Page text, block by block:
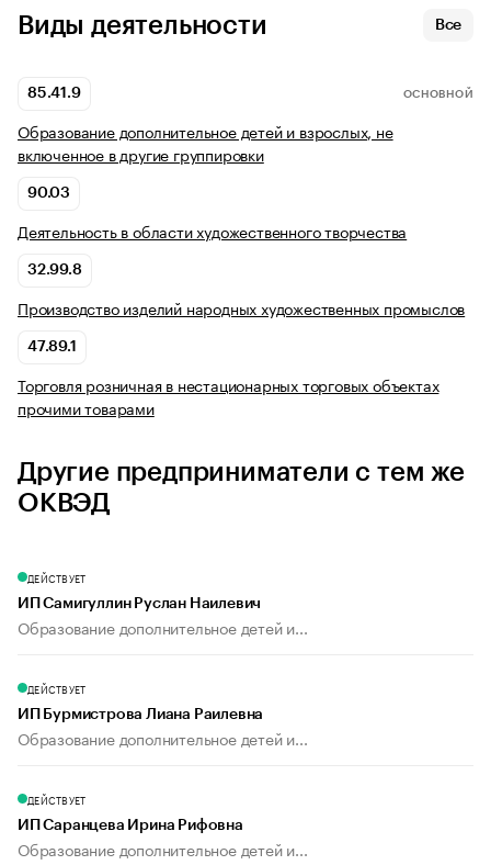
Виды деятельности Все
85.41.9 ОСНОВНОЙ
Образование дополнительное детей и взрослых, не
включенное в другие группировки
90.03
Деятельность в области художественного творчества
32.99.8
Производство изделий народных художественных промыслов
47.89.1
Торговля розничная в нестационарных торговых объектах
прочими товарами
Другие предприниматели с тем же
ОКВЭД
ДЕЙСТВУЕТ
ИП Самигуллин Руслан Наилевич
Образование дополнительное детей и...
ДЕЙСТВУЕТ
ИП Бурмистрова Лиана Раилевна
Образование дополнительное детей и...
ДЕЙСТВУЕТ
ИП Саранцева Ирина Рифовна
Образование дополнительное детей и...